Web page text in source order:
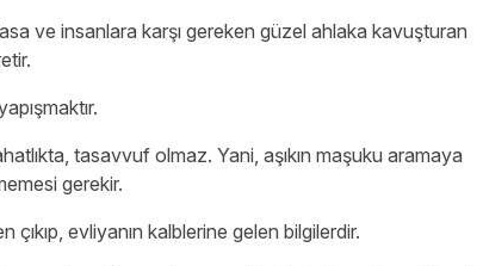
ve insanlara karşı gereken güzel ahlaka kavuşturan
tasavvuf olmaz. Yani, aşıkın maşuku aramaya
gerekir.
evliyanın kalblerine gelen bilgilerdir.